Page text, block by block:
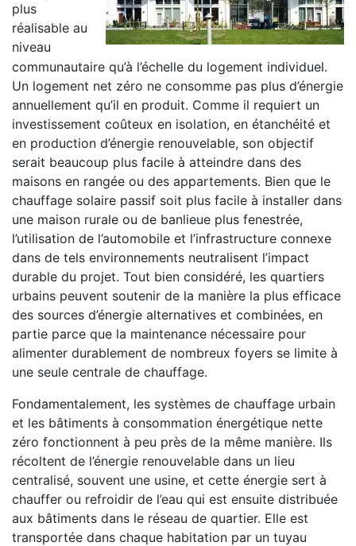
plus
réalisable au
niveau
communautaire qu’à l’échelle du logement individuel.
Un logement net zéro ne consomme pas plus d’énergie
annuellement qu’il en produit. Comme il requiert un
investissement coûteux en isolation, en étanchéité et
en production d’énergie renouvelable, son objectif
serait beaucoup plus facile à atteindre dans des
maisons en rangée ou des appartements. Bien que le
chauffage solaire passif soit plus facile à installer dans
une maison rurale ou de banlieue plus fenestrée,
l’utilisation de l’automobile et l’infrastructure connexe
dans de tels environnements neutralisent l’impact
durable du projet. Tout bien considéré, les quartiers
urbains peuvent soutenir de la manière la plus efficace
des sources d’énergie alternatives et combinées, en
partie parce que la maintenance nécessaire pour
alimenter durablement de nombreux foyers se limite à
une seule centrale de chauffage.
Fondamentalement, les systèmes de chauffage urbain
et les bâtiments à consommation énergétique nette
zéro fonctionnent à peu près de la même manière. Ils
récoltent de l’énergie renouvelable dans un lieu
centralisé, souvent une usine, et cette énergie sert à
chauffer ou refroidir de l’eau qui est ensuite distribuée
aux bâtiments dans le réseau de quartier. Elle est
transportée dans chaque habitation par un tuyau